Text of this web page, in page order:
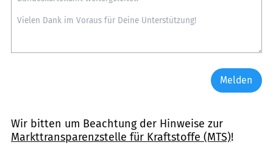
Melden
Wir bitten um Beachtung der Hinweise zur
Markttransparenzstelle für Kraftstoffe (MTS)!